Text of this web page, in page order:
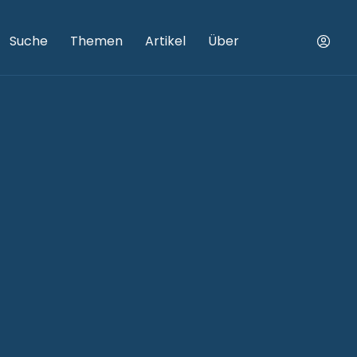
Suche Themen Artikel Über